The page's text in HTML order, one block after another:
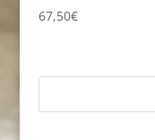
67,50€